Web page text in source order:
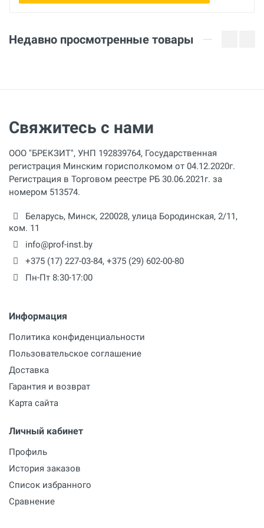
Недавно просмотренные товары
Свяжитесь с нами
ООО "БРЕКЗИТ", УНП 192839764, Государственная
регистрация Минским горисполкомом от 04.12.2020г.
Регистрация в Торговом реестре РБ 30.06.2021г. за
номером 513574.
Беларусь, Минск, 220028, улица Бородинская, 2/11,
ком. 11
info@prof-inst.by
+375 (17) 227-03-84, +375 (29) 602-00-80
Пн-Пт 8:30-17:00
Информация
Политика конфиденциальности
Пользовательское соглашение
Доставка
Гарантия и возврат
Карта сайта
Личный кабинет
Профиль
История заказов
Список избранного
Сравнение